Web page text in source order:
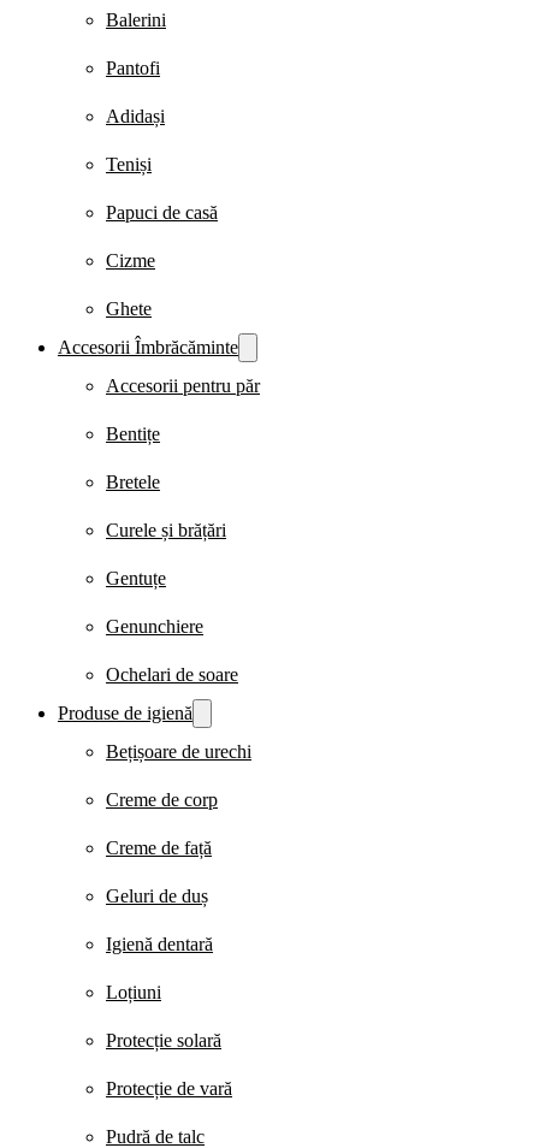
Balerini
Pantofi
Adidași
Teniși
Papuci de casă
Cizme
Ghete
Accesorii Îmbrăcăminte
Accesorii pentru păr
Bentițe
Bretele
Curele și brățări
Gentuțe
Genunchiere
Ochelari de soare
Produse de igienă
Bețișoare de urechi
Creme de corp
Creme de față
Geluri de duș
Igienă dentară
Loțiuni
Protecție solară
Protecție de vară
Pudră de talc